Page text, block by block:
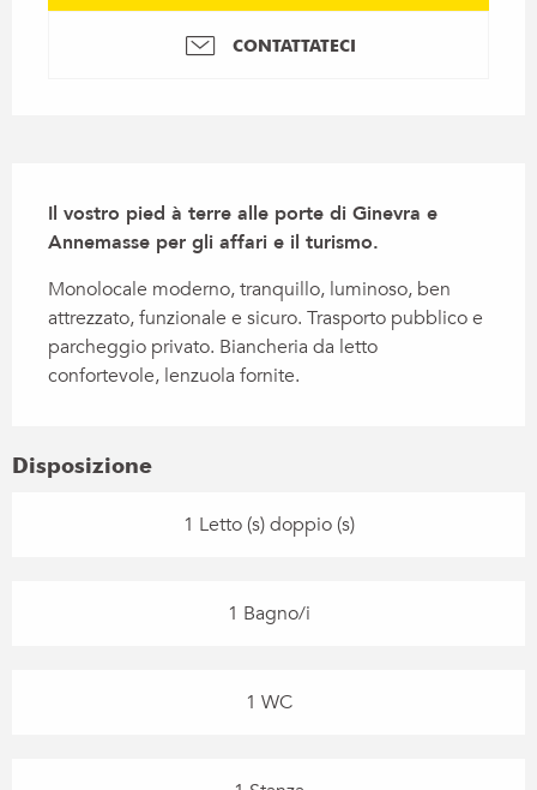
CONTATTATECI
Il vostro pied à terre alle porte di Ginevra e
Annemasse per gli affari e il turismo.
Monolocale moderno, tranquillo, luminoso, ben
attrezzato, funzionale e sicuro. Trasporto pubblico e
parcheggio privato. Biancheria da letto
confortevole, lenzuola fornite.
Disposizione
1 Letto (s) doppio (s)
1 Bagno/i
1 WC